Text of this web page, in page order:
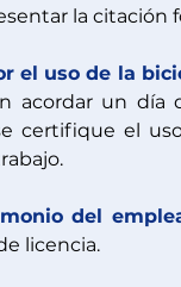
la citación
el uso de la
acordar un día
certifique el
del
licencia.